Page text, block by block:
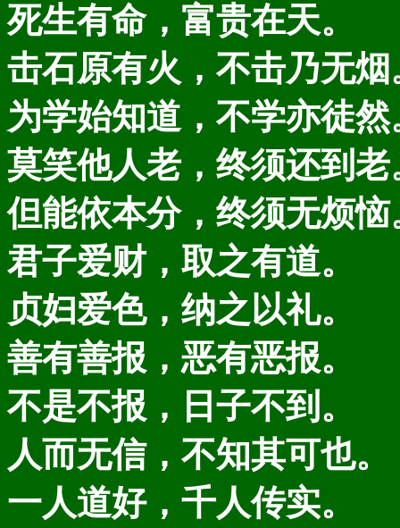
死生有命，富贵在天。
击石原有火，不击乃无烟
为学始知道，不学亦徒然
莫笑他人老，终须还到老
但能依本分，终须无烦恼
君子爱财，取之有道。
贞妇爱色，纳之以礼。
善有善报，恶有恶报。
不是不报，日子不到。
人而无信，不知其可也。
一人道好，千人传实。